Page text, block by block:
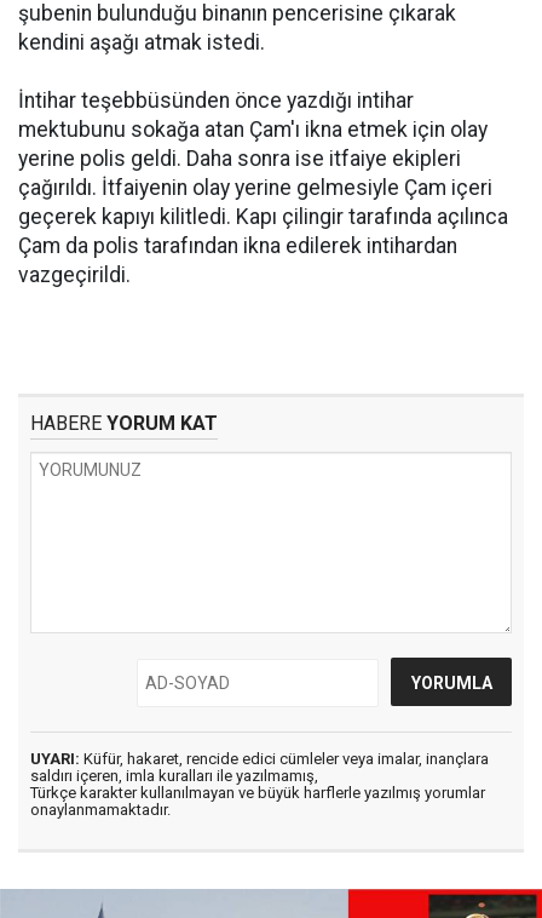
şubenin bulunduğu binanın pencerisine çıkarak
kendini aşağı atmak istedi.
İntihar teşebbüsünden önce yazdığı intihar
mektubunu sokağa atan Çam'ı ikna etmek için olay
yerine polis geldi. Daha sonra ise itfaiye ekipleri
çağırıldı. İtfaiyenin olay yerine gelmesiyle Çam içeri
geçerek kapıyı kilitledi. Kapı çilingir tarafında açılınca
Çam da polis tarafından ikna edilerek intihardan
vazgeçirildi.
HABERE YORUM KAT
UYARI: Küfür, hakaret, rencide edici cümleler veya imalar, inançlara
saldırı içeren, imla kuralları ile yazılmamış,
Türkçe karakter kullanılmayan ve büyük harflerle yazılmış yorumlar
onaylanmamaktadır.